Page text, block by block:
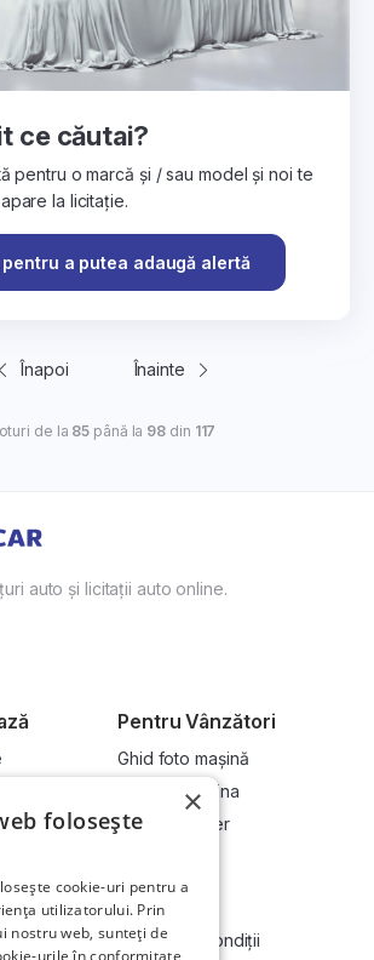
ce căutai?
pentru o marcă și / sau model și noi te
la licitație.
pentru a putea adaugă alertă
Înapoi Înainte
de la 85 până la 98 din 117
auto și licitații auto online.
Pentru Vânzători
Ghid foto mașină
Vinde-ți mașina
Devino dealer
Compania
Termeni și condiții
×
folosește
cookie-uri pentru a
utilizatorului. Prin
nostru web, sunteți de
urile în conformitate